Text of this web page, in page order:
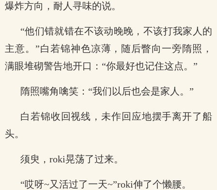
爆炸方向，耐人寻味的说。
“他们错就错在不该动晚晚，不该打我家人的
主意。”白若锦神色凉薄，随后瞥向一旁隋照，
满眼堆砌警告地开口：“你最好也记住这点。”
隋照嘴角噙笑：“我们以后也会是家人。”
白若锦收回视线，未作回应地摆手离开了船
头。
须臾，roki晃荡了过来。
“哎呀~又活过了一天~”roki伸了个懒腰。